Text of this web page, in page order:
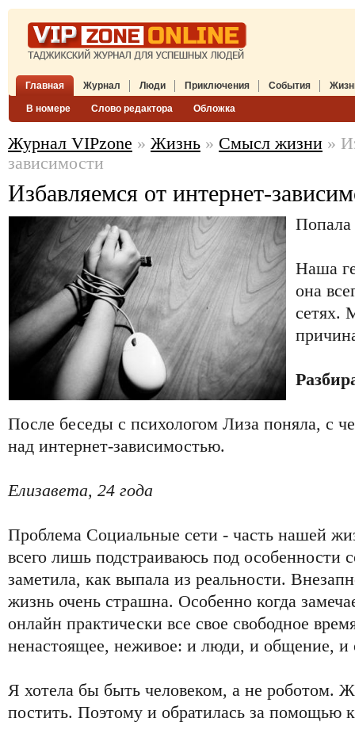
Главная Журнал
В номере Слово редактора Обложка
Люди Приключения События
Журнал VIPzone » Жизнь » Смысл жизни »
зависимости
Избавляемся от интернет-
Попала
Наша
она
сетях.
После беседы с психологом Лиза поняла, с
над интернет-зависимостью.
Елизавета, 24 года
Проблема Социальные сети - часть нашей
всего лишь подстраиваюсь под особенности
заметила, как выпала из реальности.
жизнь очень страшна. Особенно когда
онлайн практически все свое свободное
ненастоящее, неживое: и люди, и общение, и
Я хотела бы быть человеком, а не роботом.
постить. Поэтому и обратилась за помощью